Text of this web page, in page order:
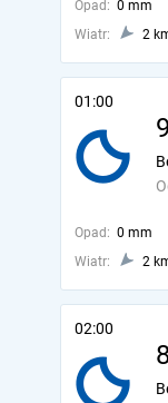
Opad: 0 mm
Wiatr:
2
01:00
Opad: 0 mm
Wiatr:
2
02:00